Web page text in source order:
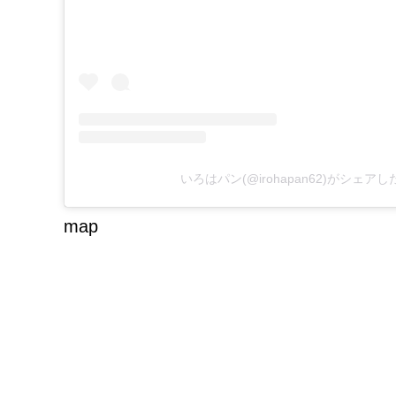
いろはパン(@irohapan62)がシェアし
map